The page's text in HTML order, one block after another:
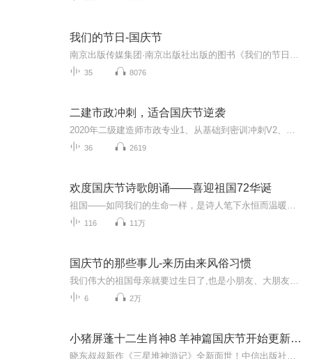
我们的节日-国庆节
35 8076
二建市政冲刺，适合国庆节逆袭
36 2619
欢度国庆节诗歌朗诵——喜迎祖国72华诞
116 11万
国庆节的那些事儿-来历由来风俗习惯
6 2万
小猪屏蓬十二生肖神8 羊神篇国庆节开始更新啦！